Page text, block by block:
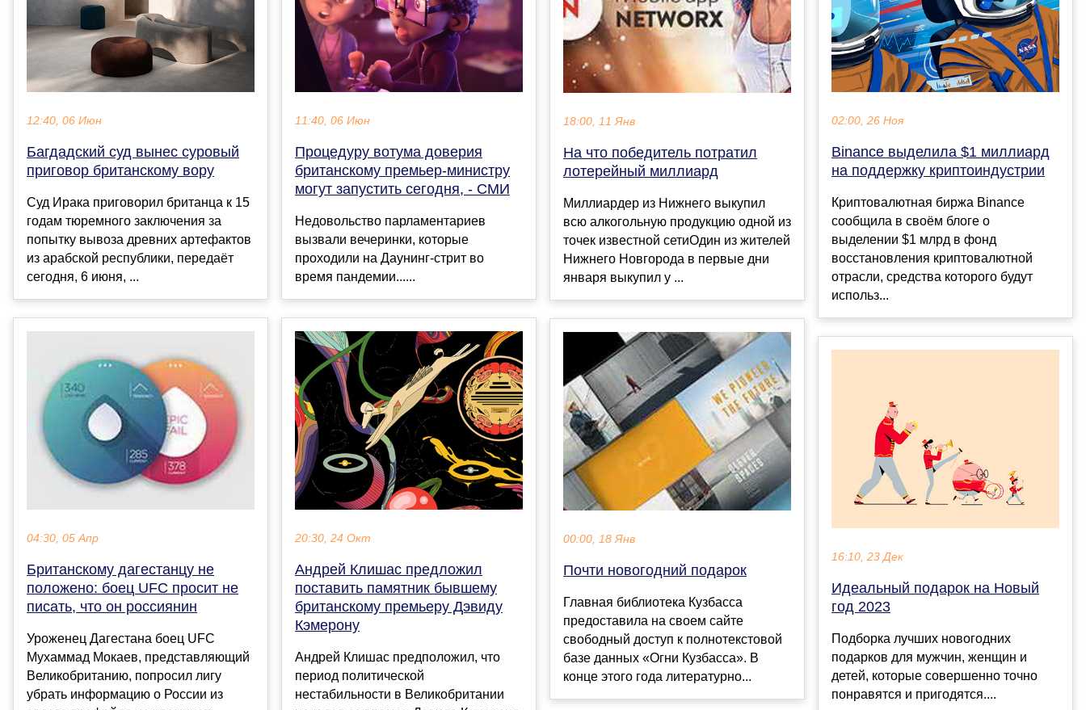
12:40, 06 Июн
Багдадский суд вынес суровый
приговор британскому вору
Суд Ирака приговорил британца к 15
годам тюремного заключения за
попытку вывоза древних артефактов
из арабской республики, передаëт
сегодня, 6 июня, ...
04:30, 05 Апр
Британскому дагестанцу не
положено: боец UFC просит не
писать, что он россиянин
Уроженец Дагестана боец UFC
Мухаммад Мокаев, представляющий
Великобританию, попросил лигу
убрать информацию о России из
11:40, 06 Июн
Процедуру вотума доверия
британскому премьер-министру
могут запустить сегодня, - СМИ
Недовольство парламентариев
вызвали вечеринки, которые
проходили на Даунинг-стрит во
время пандемии......
20:30, 24 Окт
Андрей Клишас предложил
поставить памятник бывшему
британскому премьеру Дэвиду
Кэмерону
Андрей Клишас предположил, что
период политической
нестабильности в Великобритании
18:00, 11 Янв
На что победитель потратил
лотерейный миллиард
Миллиардер из Нижнего выкупил
всю алкогольную продукцию одной из
точек известной сетиОдин из жителей
Нижнего Новгорода в первые дни
января выкупил у ...
00:00, 18 Янв
Почти новогодний подарок
Главная библиотека Кузбасса
предоставила на своем сайте
свободный доступ к полнотекстовой
базе данных «Огни Кузбасса». В
конце этого года литературно...
02:00, 26 Ноя
Binance выделила $1 миллиард
на поддержку криптоиндустрии
Криптовалютная биржа Binance
сообщила в своём блоге о
выделении $1 млрд в фонд
восстановления криптовалютной
отрасли, средства которого будут
использ...
16:10, 23 Дек
Идеальный подарок на Новый
год 2023
Подборка лучших новогодних
подарков для мужчин, женщин и
детей, которые совершенно точно
понравятся и пригодятся....